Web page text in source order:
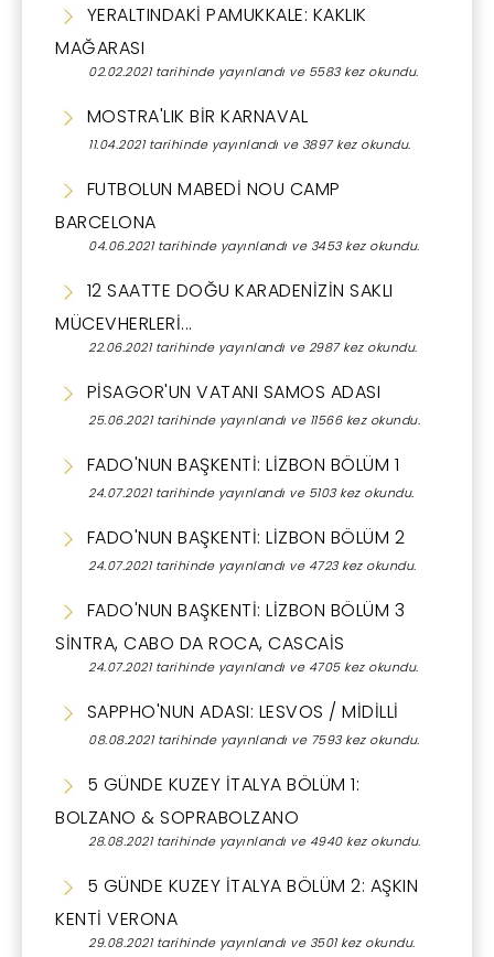
YERALTINDAKİ PAMUKKALE: KAKLIK
MAĞARASI
02.02.2021 tarihinde yayınlandı ve 5583 kez okundu.
MOSTRA'LIK BİR KARNAVAL
11.04.2021 tarihinde yayınlandı ve 3897 kez okundu.
FUTBOLUN MABEDİ NOU CAMP
BARCELONA
04.06.2021 tarihinde yayınlandı ve 3453 kez okundu.
12 SAATTE DOĞU KARADENİZİN SAKLI
MÜCEVHERLERİ...
22.06.2021 tarihinde yayınlandı ve 2987 kez okundu.
PİSAGOR'UN VATANI SAMOS ADASI
25.06.2021 tarihinde yayınlandı ve 11566 kez okundu.
FADO'NUN BAŞKENTİ: LİZBON BÖLÜM 1
24.07.2021 tarihinde yayınlandı ve 5103 kez okundu.
FADO'NUN BAŞKENTİ: LİZBON BÖLÜM 2
24.07.2021 tarihinde yayınlandı ve 4723 kez okundu.
FADO'NUN BAŞKENTİ: LİZBON BÖLÜM 3
SİNTRA, CABO DA ROCA, CASCAİS
24.07.2021 tarihinde yayınlandı ve 4705 kez okundu.
SAPPHO'NUN ADASI: LESVOS / MİDİLLİ
08.08.2021 tarihinde yayınlandı ve 7593 kez okundu.
5 GÜNDE KUZEY İTALYA BÖLÜM 1:
BOLZANO & SOPRABOLZANO
28.08.2021 tarihinde yayınlandı ve 4940 kez okundu.
5 GÜNDE KUZEY İTALYA BÖLÜM 2: AŞKIN
KENTİ VERONA
29.08.2021 tarihinde yayınlandı ve 3501 kez okundu.